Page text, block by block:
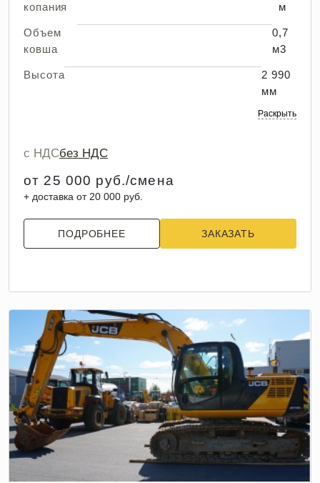
копания
м
Объем
ковша
0,7
м3
Высота
2 990
мм
Раскрыть
с НДСбез НДС
от 25 000 руб./смена
+ доставка от 20 000 руб.
ПОДРОБНЕЕ ЗАКАЗАТЬ